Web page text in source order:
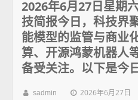
2026年6月27日星期
技简报今日，科技界
能模型的监管与商业
算、开源鸿蒙机器人
备受关注。以下是今
sadmin 2026年6月27日